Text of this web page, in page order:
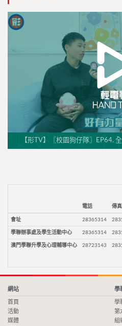
【形TV】〖校園狗仔隊〗EP64.
電話 傳真
會址 28365314
學聯辦事處及學生活動中心 28365314
澳門學聯升學及心理輔導中心 28723143
網站
首頁
活動
媒體
學
學
第
組